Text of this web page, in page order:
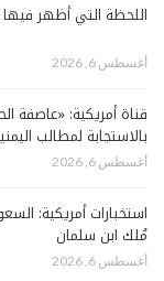
اللحظة التي أظهر فيها
أغسطس 6, 2026
قناة أمريكية: «عاصفة
بالاستجابة لمطالب
أغسطس 6, 2026
استخبارات أمريكية:
مُلك ابن سلمان
أغسطس 6, 2026